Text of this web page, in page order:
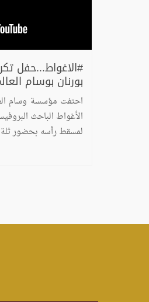
#الاغواط...حفل
بورنان بوسام
احتفت مؤسسة وسام
الأغواط الباحث
لمسقط رأسه بحضور ثلة